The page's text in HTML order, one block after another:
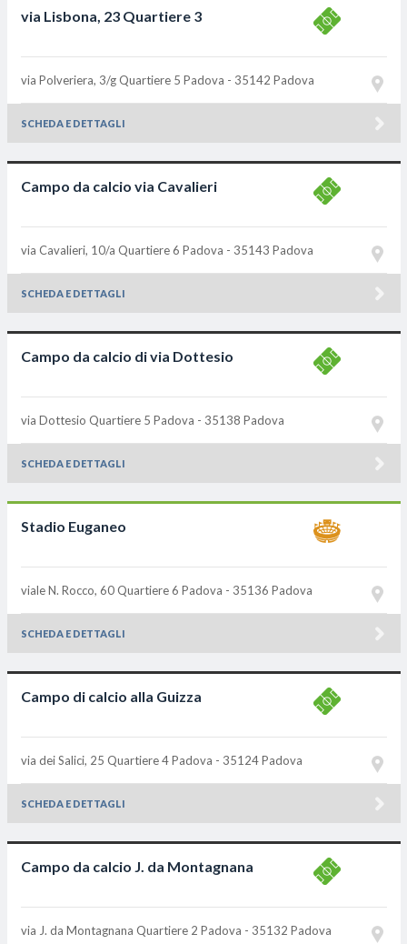
via Lisbona, 23 Quartiere 3
via Polveriera, 3/g Quartiere 5 Padova - 35142 Padova
SCHEDA E DETTAGLI
Campo da calcio via Cavalieri
via Cavalieri, 10/a Quartiere 6 Padova - 35143 Padova
SCHEDA E DETTAGLI
Campo da calcio di via Dottesio
via Dottesio Quartiere 5 Padova - 35138 Padova
SCHEDA E DETTAGLI
Stadio Euganeo
viale N. Rocco, 60 Quartiere 6 Padova - 35136 Padova
SCHEDA E DETTAGLI
Campo di calcio alla Guizza
via dei Salici, 25 Quartiere 4 Padova - 35124 Padova
SCHEDA E DETTAGLI
Campo da calcio J. da Montagnana
via J. da Montagnana Quartiere 2 Padova - 35132 Padova